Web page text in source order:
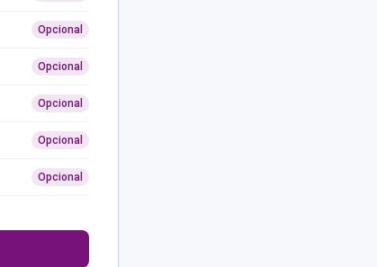
Opcional
Opcional
Opcional
Opcional
Opcional